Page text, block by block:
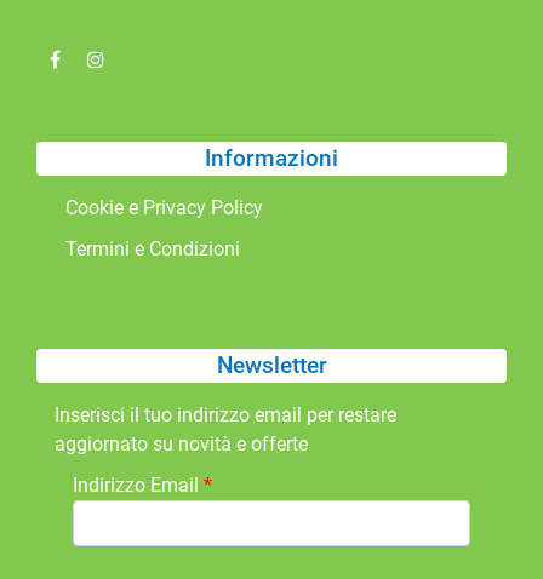
Informazioni
Cookie e Privacy Policy
Termini e Condizioni
Newsletter
Inserisci il tuo indirizzo email per restare
aggiornato su novità e offerte
Indirizzo Email *